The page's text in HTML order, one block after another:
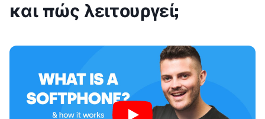
και πώς λειτουργεί;